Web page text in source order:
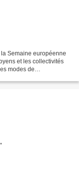
Semaine européenne
et les collectivités
modes de